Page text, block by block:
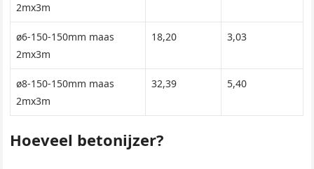
2mx3m
ø6-150-150mm maas
2mx3m
18,20 3,03
ø8-150-150mm maas
2mx3m
32,39 5,40
Hoeveel betonijzer?